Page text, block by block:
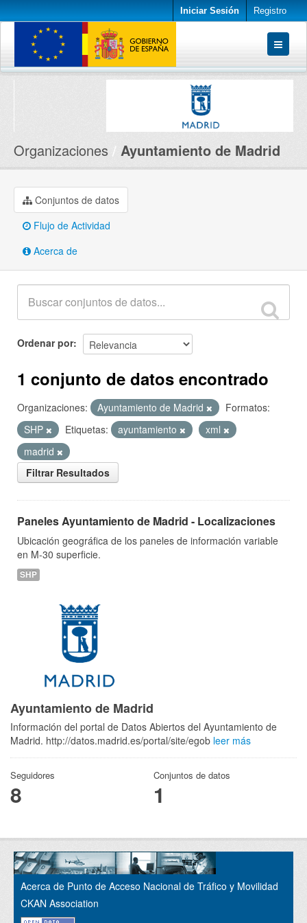
Iniciar Sesión Registro
Conjuntos de datos
Organizaciones Ayuntamiento de Madrid
Conjuntos de datos
Flujo de Actividad
Acerca de
Ordenar por
1 conjunto de datos encontrado
Organizaciones: Ayuntamiento de Madrid
Formatos:
SHP
Etiquetas: ayuntamiento
xml
madrid
Filtrar Resultados
Paneles Ayuntamiento de Madrid - Localizaciones
Ubicación geográfica de los paneles de información variable
en M-30 superficie.
SHP
Ayuntamiento de Madrid
Información del portal de Datos Abiertos del Ayuntamiento de
Madrid. http://datos.madrid.es/portal/site/egob leer más
Seguidores
8
Conjuntos de datos
1
Acerca de Punto de Acceso Nacional de Tráfico y Movilidad
CKAN Association